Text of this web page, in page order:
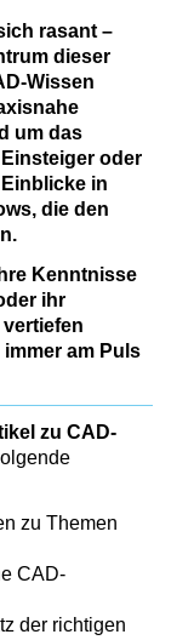
rasant –
dieser
um das
oder
in
die den
Kenntnisse
ihr
am Puls
zu CAD-
zu Themen
CAD-
der richtigen